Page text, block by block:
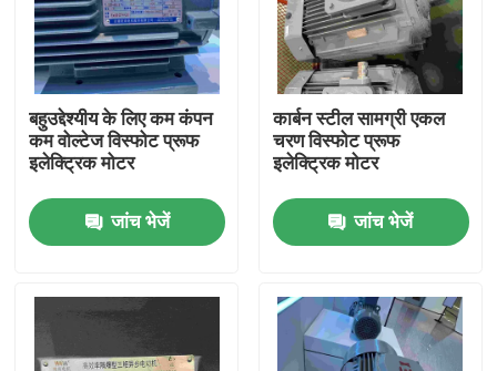
उत्पादों
बहुउद्देश्यीय के लिए कम कंपन
कम वोल्टेज विस्फोट प्रूफ
इलेक्ट्रिक मोटर
जांच भेजें
कार्बन स्टील सामग्री एकल
चरण विस्फोट प्रूफ
इलेक्ट्रिक मोटर
जांच भेजें